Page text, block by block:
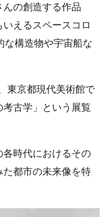
の創造する作品
えるスペースコロ
な構造物や宇宙船な
東京都現代美術館で
古学」という展覧
時代におけるその
都市の未来像を特